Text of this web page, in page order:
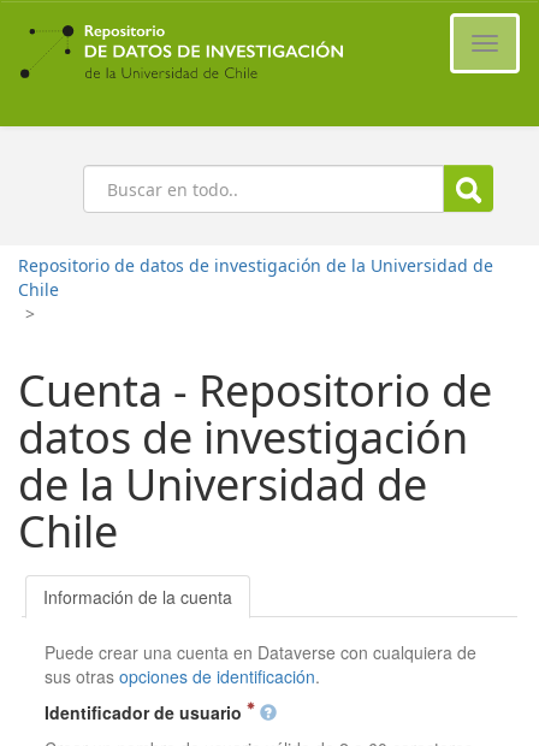
Ir
contenido
principal
Buscar
Repositorio de datos de investigación de la Universidad de
Chile
>
Cuenta - Repositorio de
datos de investigación
de la Universidad de
Chile
Información de la cuenta
Puede crear una cuenta en Dataverse con cualquiera de
sus otrasopciones de identificación.
Identificador de usuario